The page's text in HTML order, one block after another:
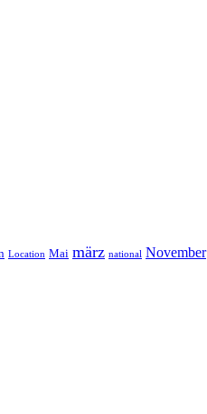
Location Mai märz national November